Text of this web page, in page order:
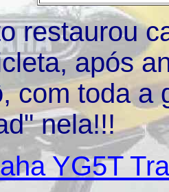
restaurou
após
com toda a
nela!!!
YG5T